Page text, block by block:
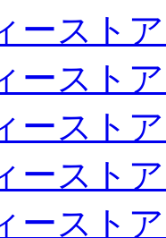
ースト
ースト
ースト
ースト
ースト